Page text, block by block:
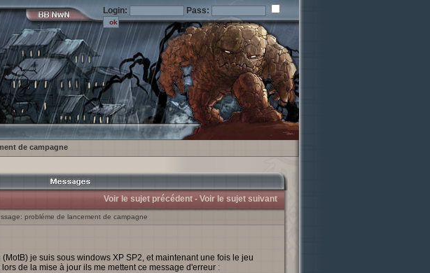
Login: Pass:
de campagne
Voir le sujet précédent - Voir le sujet suivant
probléme de lancement de campagne
je suis sous windows XP SP2, et maintenant une fois le jeu
de la mise à jour ils me mettent ce message d'erreur :